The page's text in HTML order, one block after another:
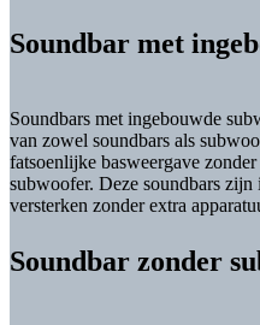
Soundbar met
Soundbars met ingebouwde
van zowel soundbars als
fatsoenlijke basweergave
subwoofer. Deze soundbars
versterken zonder extra
Soundbar zonder